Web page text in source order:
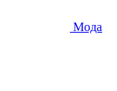
Мода